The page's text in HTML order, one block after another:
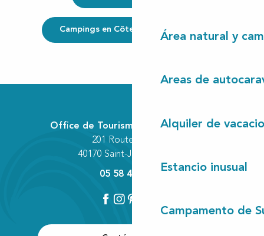
Área natural y
Areas de
Alquiler de
Estancio inusual
Campamento de
Campings en Côte Landes Nature
Office de Tourisme Communautaire
201 Route des Lacs
40170 Saint-Julien-en-Born
05 58 42 89 80